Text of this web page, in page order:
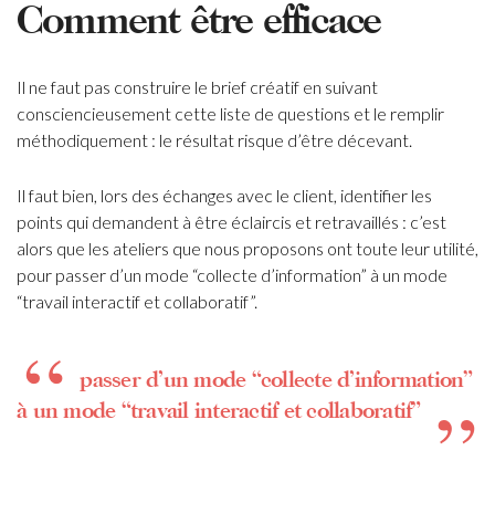
Comment être efficace
Il ne faut pas construire le brief créatif en suivant
consciencieusement cette liste de questions et le remplir
méthodiquement : le résultat risque d’être décevant.
Il faut bien, lors des échanges avec le client, identifier les
points qui demandent à être éclaircis et retravaillés : c’est
alors que les ateliers que nous proposons ont toute leur utilité,
pour passer d’un mode “collecte d’information” à un mode
“travail interactif et collaboratif”.
passer d’un mode “collecte d’information”
à un mode “travail interactif et collaboratif”